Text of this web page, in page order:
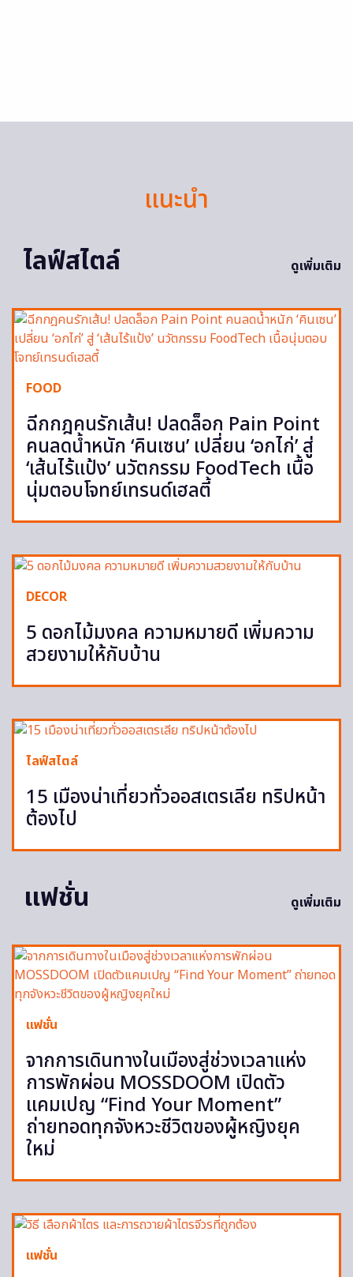
แนะนำ
ไลฟ์สไตล์
ดูเพิ่มเติม
FOOD
ฉีกกฎคนรักเส้น! ปลดล็อก Pain Point
คนลดน้ำหนัก ‘คินเซน’ เปลี่ยน ‘อกไก่’ สู่
‘เส้นไร้แป้ง’ นวัตกรรม FoodTech เนื้อ
นุ่มตอบโจทย์เทรนด์เฮลตี้
DECOR
5 ดอกไม้มงคล ความหมายดี เพิ่มความ
สวยงามให้กับบ้าน
ไลฟ์สไตล์
15 เมืองน่าเที่ยวทั่วออสเตรเลีย ทริปหน้า
ต้องไป
แฟชั่น ดูเพิ่มเติม
แฟชั่น
จากการเดินทางในเมืองสู่ช่วงเวลาแห่ง
การพักผ่อน MOSSDOOM เปิดตัว
แคมเปญ “Find Your Moment”
ถ่ายทอดทุกจังหวะชีวิตของผู้หญิงยุค
ใหม่
แฟชั่น